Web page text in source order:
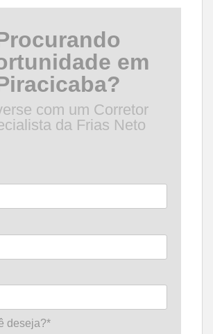
em
com um Corretor
da Frias Neto
deseja?*